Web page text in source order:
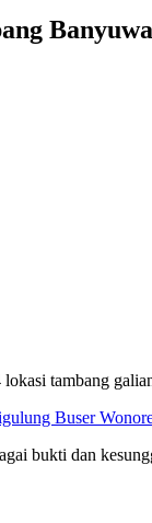
tambang
Buser
bukti dan